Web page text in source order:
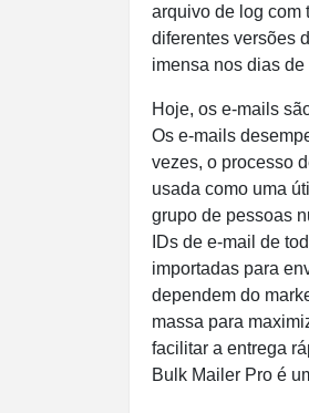
arquivo de log com
diferentes versões
imensa nos dias de
Hoje, os e-mails
Os e-mails
vezes, o processo
usada como uma
grupo de pessoas
IDs de e-mail de
importadas para
dependem do
massa para
facilitar a entrega
Bulk Mailer Pro é